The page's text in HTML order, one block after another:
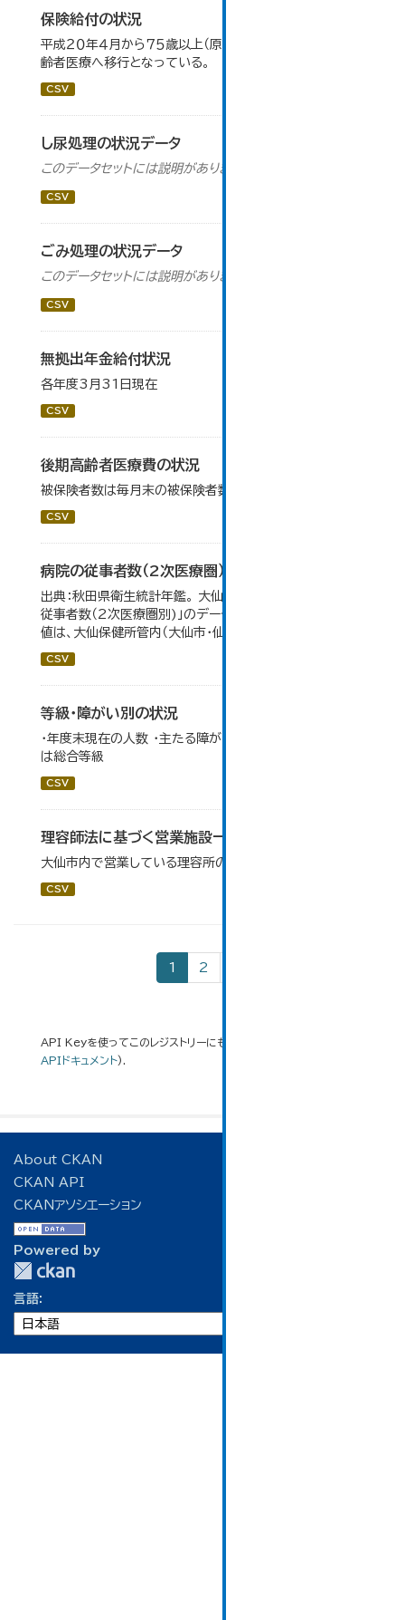
保険給付の状況
平成２０年４月から７５歳以上（原則）の被保険者は後期高
齢者医療へ移行となっている。
CSV
し尿処理の状況データ
このデータセットには説明がありません
CSV
ごみ処理の状況データ
このデータセットには説明がありません
CSV
無拠出年金給付状況
各年度3月31日現在
CSV
後期高齢者医療費の状況
被保険者数は毎月末の被保険者数の平均値（４月～３月）
CSV
病院の従事者数（2次医療圏）
出典：秋田県衛生統計年鑑。 大仙市の統計「11-12 病院の
従事者数（2次医療圏別)」のデータを参照しています。 数
値は、大仙保健所管内（大仙市・仙北市・美郷町）の総数。
CSV
等級・障がい別の状況
・年度末現在の人数 ・主たる障がい部位でカウント ・等級
は総合等級
CSV
理容師法に基づく営業施設一覧
大仙市内で営業している理容所の一覧を掲載します。
CSV
1 2
API Keyを使ってこのレジストリーにもアクセス可能です
APIドキュメント).
About CKAN
CKAN API
CKANアソシエーション
Powered by
言語